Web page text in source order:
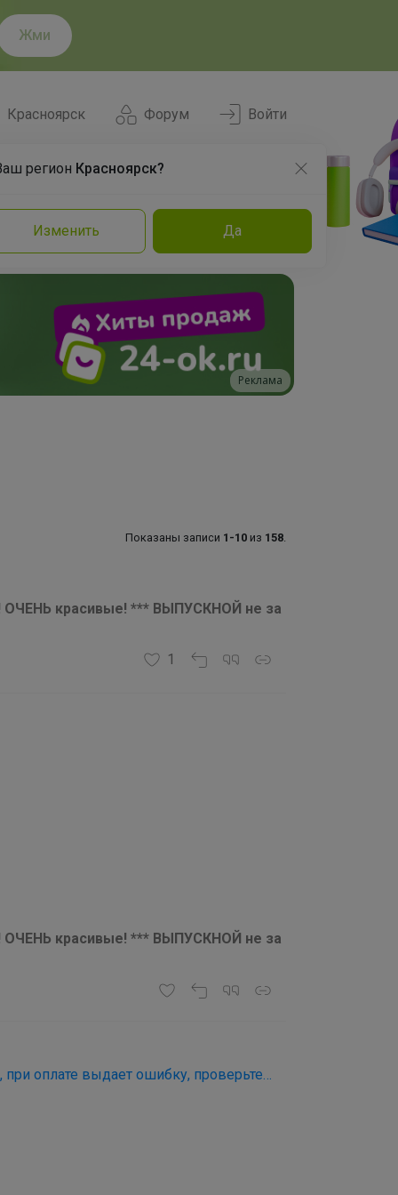
Жми
Форум
Красноярск
регион Красноярск?
Изменить Да
Войти
Команда Эксперты
Реклама
Показаны записи 1-10 из 158.
ОЧЕНЬ красивые! *** ВЫПУСКНОЙ не за
1
ОЧЕНЬ красивые! *** ВЫПУСКНОЙ не за
оплате выдает ошибку, проверьте
ушлоНо и с компьютера должно